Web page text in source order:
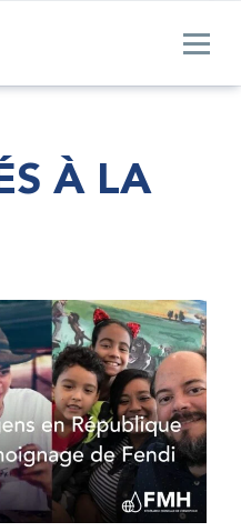
À LA